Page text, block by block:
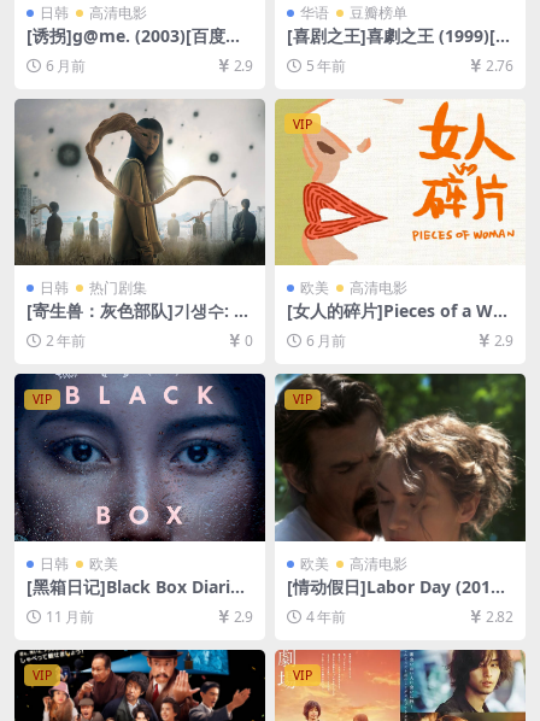
日韩 高清电影
[诱拐]g@me. (2003)[百度网
盘+夸克网盘1080P超清未删
减资源][网盘在线播放/下载]
6 月前 2.9
华语 豆瓣榜单
[喜剧之王]喜劇之王 (1999)[百
度网盘+迅雷云盘资源1080P
超清未删减][MP4/5.3GB][粤
5 年前 2.76
日韩 热门剧集
[寄生兽：灰色部队]기생수: 더
그레이 (2024)[百度网盘+夸克
网盘1080P超清未删减资源]
[网盘在线播放/下载][MP4/17
GB][中文字幕]
2 年前 0
VIP
欧美 高清电影
[女人的碎片]Pieces of a Wo
man (2020)[百度网盘+夸克网
盘1080P超清未删减资源][网
盘在线播放/下载][MP4/6.5G
B][中英字幕]
6 月前 2.9
VIP
日韩 欧美
[黑箱日记]Black Box Diaries
(2024)[百度网盘+夸克网盘10
80P超清未删减资源][网盘在
线播放/下载][MP4/6.8GB][中
文字幕]
11 月前 2.9
VIP
欧美 高清电影
[情动假日]Labor Day (2013)
[百度网盘+迅雷云盘资源1080
P超清未删减][MP4/6.9GB][中
英字幕]
4 年前 2.82
VIP VIP